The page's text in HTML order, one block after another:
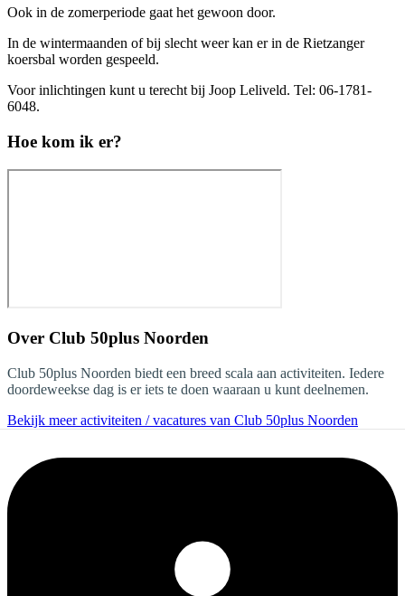
Ook in de zomerperiode gaat het gewoon door.
In de wintermaanden of bij slecht weer kan er in de Rietzanger
koersbal worden gespeeld.
Voor inlichtingen kunt u terecht bij Joop Leliveld. Tel: 06-1781-
6048.
Hoe kom ik er?
Over Club 50plus Noorden
Club 50plus Noorden biedt een breed scala aan activiteiten. Iedere
doordeweekse dag is er iets te doen waaraan u kunt deelnemen.
Bekijk meer activiteiten / vacatures van Club 50plus Noorden